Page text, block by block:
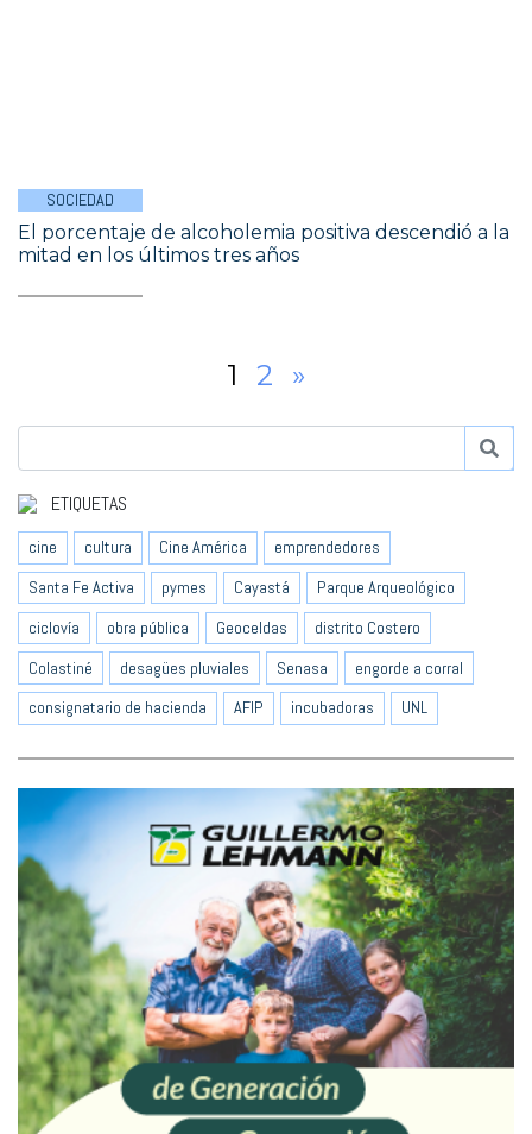
SOCIEDAD
El porcentaje de alcoholemia positiva descendió a la
mitad en los últimos tres años
1 2 »
ETIQUETAS
cine cultura Cine América
emprendedores
Santa Fe Activa
pymes Cayastá
Parque Arqueológico
ciclovía
obra pública Geoceldas
distrito Costero
Colastiné
desagües pluviales Senasa
engorde a corral
consignatario de hacienda
AFIP incubadoras UNL